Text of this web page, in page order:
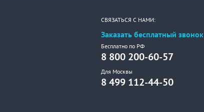
СВЯЗАТЬСЯ С НАМИ:
Заказать бесплатный звонок
Бесплатно по РФ
8 800 200-60-57
Для Москвы
8 499 112-44-50